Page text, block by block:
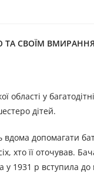
ТА СВОЇМ
у
дітей.
вдома допомагати
хто її оточував.
у 1931 р вступила